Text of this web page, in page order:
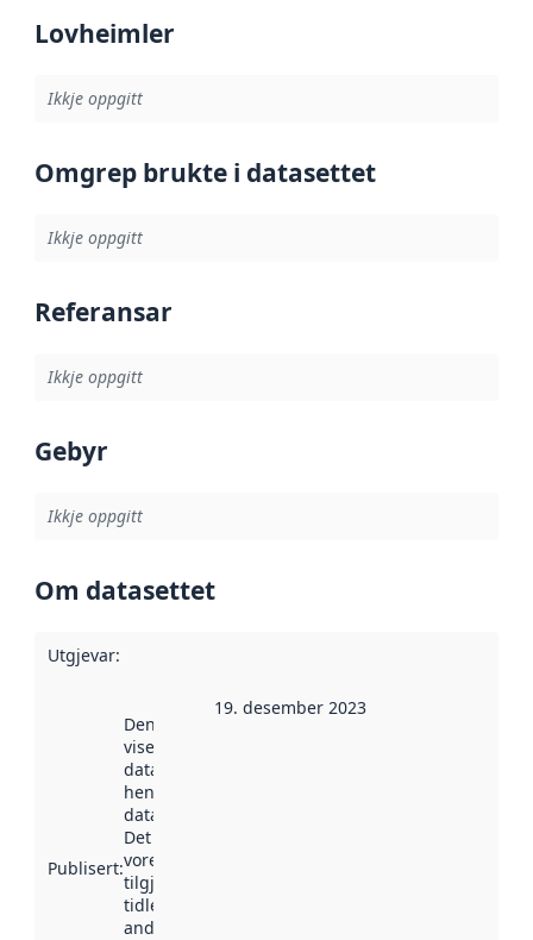
Lovheimler
Ikkje oppgitt
Omgrep brukte i datasettet
Ikkje oppgitt
Referansar
Ikkje oppgitt
Gebyr
Ikkje oppgitt
Om datasettet
Utgjevar:
Publisert:
Denne datoen
viser når
datasettet vart
henta inn av
data.norge.no.
Det kan ha
vore
tilgjengeleg
tidlegare
andre stader.
19. desember 2023